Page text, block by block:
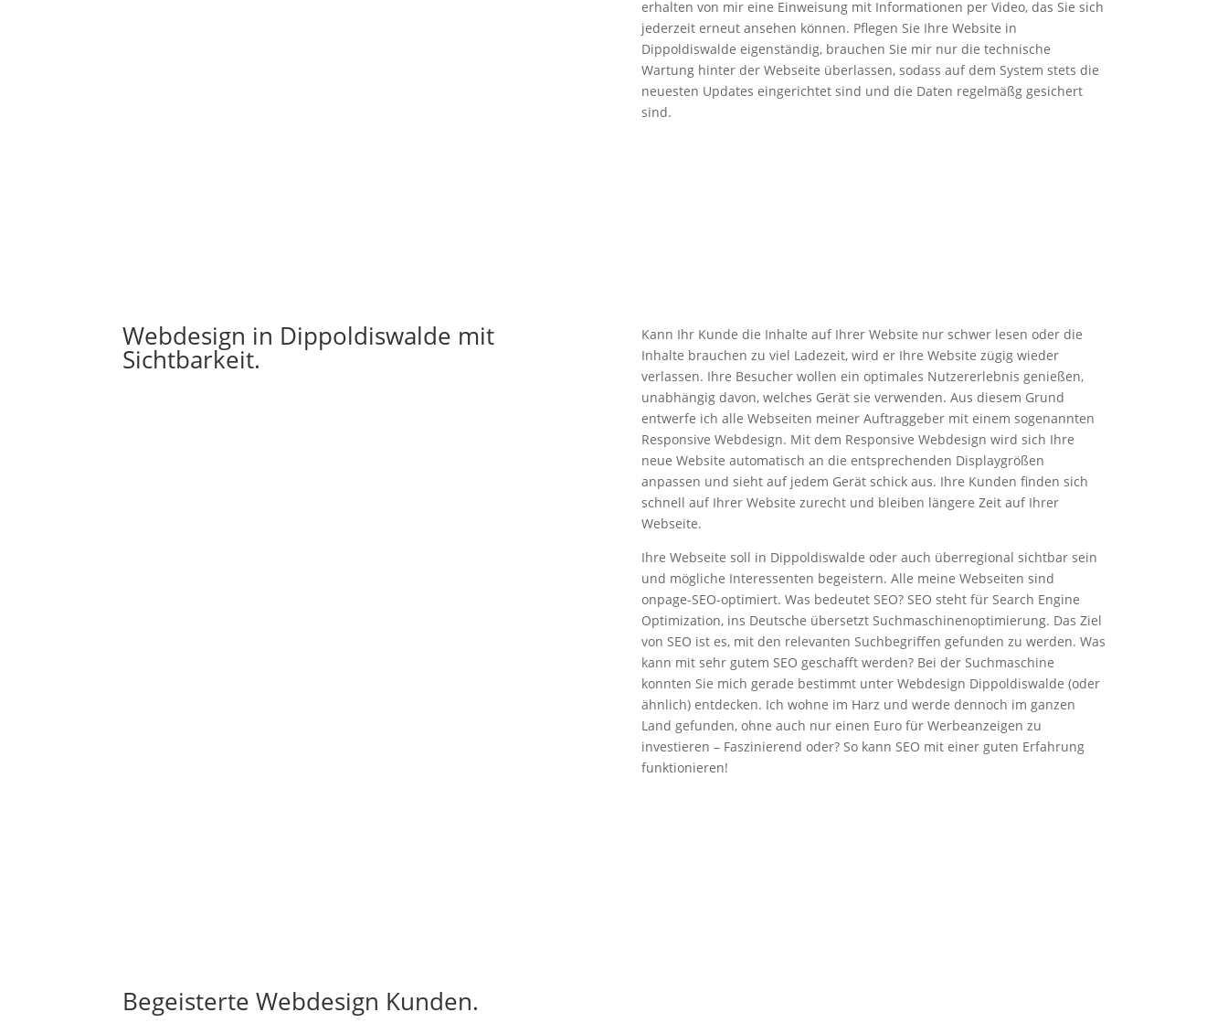
erhalten von mir eine Einweisung mit Informationen per Video, das Sie sich
jederzeit erneut ansehen können. Pflegen Sie Ihre Website in
Dippoldiswalde eigenständig, brauchen Sie mir nur die technische
Wartung hinter der Webseite überlassen, sodass auf dem System stets die
neuesten Updates eingerichtet sind und die Daten regelmäßg gesichert
sind.
Webdesign in Dippoldiswalde mit
Sichtbarkeit.
Kann Ihr Kunde die Inhalte auf Ihrer Website nur schwer lesen oder die
Inhalte brauchen zu viel Ladezeit, wird er Ihre Website zügig wieder
verlassen. Ihre Besucher wollen ein optimales Nutzererlebnis genießen,
unabhängig davon, welches Gerät sie verwenden. Aus diesem Grund
entwerfe ich alle Webseiten meiner Auftraggeber mit einem sogenannten
Responsive Webdesign. Mit dem Responsive Webdesign wird sich Ihre
neue Website automatisch an die entsprechenden Displaygrößen
anpassen und sieht auf jedem Gerät schick aus. Ihre Kunden finden sich
schnell auf Ihrer Website zurecht und bleiben längere Zeit auf Ihrer
Webseite.
Ihre Webseite soll in Dippoldiswalde oder auch überregional sichtbar sein
und mögliche Interessenten begeistern. Alle meine Webseiten sind
onpage-SEO-optimiert. Was bedeutet SEO? SEO steht für Search Engine
Optimization, ins Deutsche übersetzt Suchmaschinenoptimierung. Das Ziel
von SEO ist es, mit den relevanten Suchbegriffen gefunden zu werden. Was
kann mit sehr gutem SEO geschafft werden? Bei der Suchmaschine
konnten Sie mich gerade bestimmt unter Webdesign Dippoldiswalde (oder
ähnlich) entdecken. Ich wohne im Harz und werde dennoch im ganzen
Land gefunden, ohne auch nur einen Euro für Werbeanzeigen zu
investieren – Faszinierend oder? So kann SEO mit einer guten Erfahrung
funktionieren!
Begeisterte Webdesign Kunden.